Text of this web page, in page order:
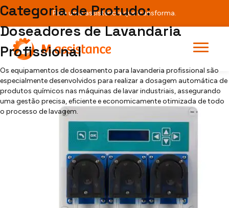
Para uma assistência que transforma.
Teste
[searchandfilter fields="search,category,post_tag"]
Categoria de Protudo:
Doseadores de Lavandaria
Profissional
Os equipamentos de doseamento para lavanderia profissional são
especialmente desenvolvidos para realizar a dosagem automática de
produtos químicos nas máquinas de lavar industriais, assegurando
uma gestão precisa, eficiente e economicamente otimizada de todo
o processo de lavagem.
Tritón